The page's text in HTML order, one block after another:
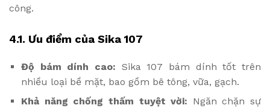
công.
4.1. Ưu điểm của Sika 107
Độ bám dính cao: Sika 107 bám dính tốt trên
nhiều loại bề mặt, bao gồm bê tông, vữa, gạch.
Khả năng chống thấm tuyệt vời: Ngăn chặn sự